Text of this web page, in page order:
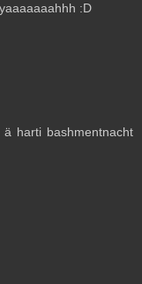
:D
harti bashmentnacht